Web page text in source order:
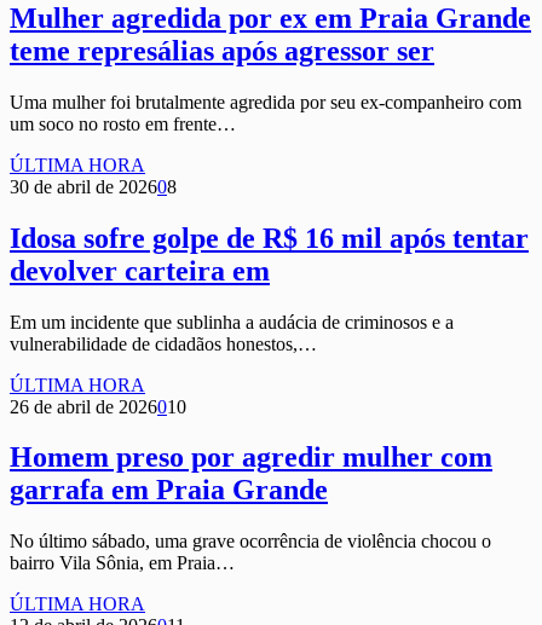
Mulher agredida por ex em Praia Grande
teme represálias após agressor ser
Uma mulher foi brutalmente agredida por seu ex-companheiro com
um soco no rosto em frente…
ÚLTIMA HORA
30 de abril de 202608
Idosa sofre golpe de R$ 16 mil após tentar
devolver carteira em
Em um incidente que sublinha a audácia de criminosos e a
vulnerabilidade de cidadãos honestos,…
ÚLTIMA HORA
26 de abril de 2026010
Homem preso por agredir mulher com
garrafa em Praia Grande
No último sábado, uma grave ocorrência de violência chocou o
bairro Vila Sônia, em Praia…
ÚLTIMA HORA